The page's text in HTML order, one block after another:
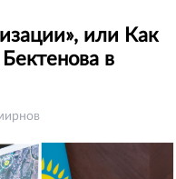
или Как
в